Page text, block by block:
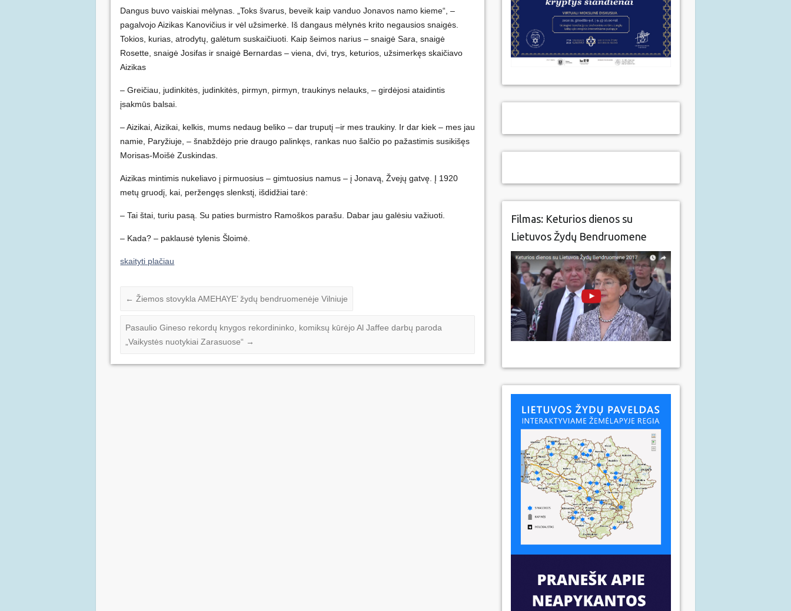
Dangus buvo vaiskiai mėlynas. „Toks švarus, beveik kaip vanduo Jonavos namo kieme“, –
pagalvojo Aizikas Kanovičius ir vėl užsimerkė. Iš dangaus mėlynės krito negausios snaigės.
Tokios, kurias, atrodytų, galėtum suskaičiuoti. Kaip šeimos narius – snaigė Sara, snaigė
Rosette, snaigė Josifas ir snaigė Bernardas – viena, dvi, trys, keturios, užsimerkęs skaičiavo
Aizikas
– Greičiau, judinkitės, judinkitės, pirmyn, pirmyn, traukinys nelauks, – girdėjosi ataidintis
įsakmūs balsai.
– Aizikai, Aizikai, kelkis, mums nedaug beliko – dar truputį –ir mes traukiny. Ir dar kiek – mes jau
namie, Paryžiuje, – šnabždėjo prie draugo palinkęs, rankas nuo šalčio po pažastimis susikišęs
Morisas-Moišė Zuskindas.
Aizikas mintimis nukeliavo į pirmuosius – gimtuosius namus – į Jonavą, Žvejų gatvę. Į 1920
metų gruodį, kai, peržengęs slenkstį, išdidžiai tarė:
– Tai štai, turiu pasą. Su paties burmistro Ramoškos parašu. Dabar jau galėsiu važiuoti.
– Kada? – paklausė tylenis Šloimė.
skaityti plačiau
← Žiemos stovykla AMEHAYE’ žydų bendruomenėje Vilniuje
Pasaulio Gineso rekordų knygos rekordininko, komiksų kūrėjo Al Jaffee darbų paroda
„Vaikystės nuotykiai Zarasuose“ →
Filmas: Keturios dienos su
Lietuvos Žydų Bendruomene